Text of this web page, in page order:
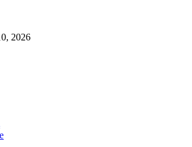
2026